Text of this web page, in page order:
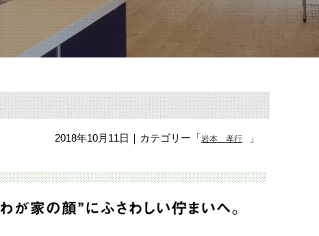
2018年10月11日 ｜カテゴリー「岩本 孝行 」